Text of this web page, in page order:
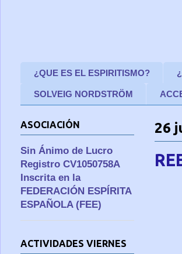
¿QUE ES EL ESPIRITISMO?
SOLVEIG NORDSTRÖM
26
ASOCIACIÓN
Sin Ánimo de Lucro
Registro CV1050758A
Inscrita en la
FEDERACIÓN ESPÍRITA
ESPAÑOLA (FEE)
ACTIVIDADES VIERNES